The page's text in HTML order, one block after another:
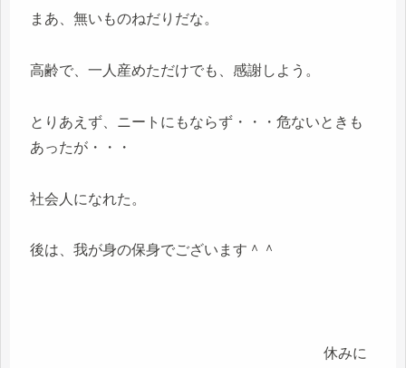
まあ、無いものねだりだな。
高齢で、一人産めただけでも、感謝しよう。
とりあえず、ニートにもならず・・・危ないときも
あったが・・・
社会人になれた。
後は、我が身の保身でございます＾＾
休みに